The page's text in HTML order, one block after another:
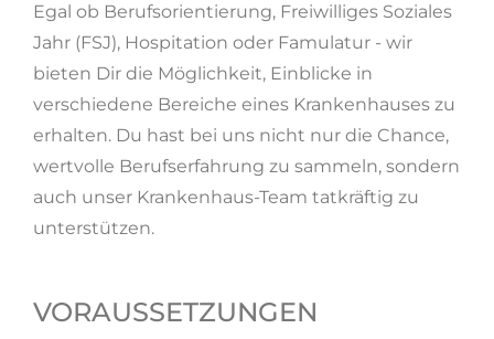
Egal ob Berufsorientierung, Freiwilliges Soziales
Jahr (FSJ), Hospitation oder Famulatur - wir
bieten Dir die Möglichkeit, Einblicke in
verschiedene Bereiche eines Kranken­hauses zu
erhalten. Du hast bei uns nicht nur die Chance,
wertvolle Berufserfahrung zu sammeln, sondern
auch unser Kranken­haus-Team tatkräftig zu
unterstützen.
VORAUSSETZUNGEN